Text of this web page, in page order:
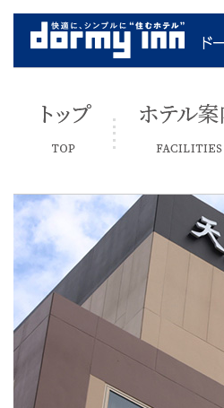
トップ ホテル案内